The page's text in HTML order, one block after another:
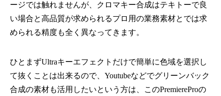
ージでは触れませんが、クロマキー合成はテキトーで良
い場合と高品質が求められるプロ用の業務素材とでは求
められる精度も全く異なってきます。
ひとまずUltraキーエフェクトだけで簡単に色域を選択し
て抜くことは出来るので、Youtubeなどでグリーンバック
合成の素材も活用したいという方は、このPremiereProの